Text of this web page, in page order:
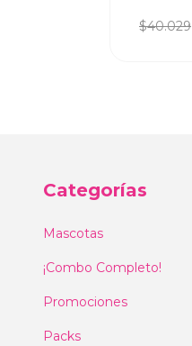
$40.029
Categorías
Mascotas
¡Combo Completo!
Promociones
Packs